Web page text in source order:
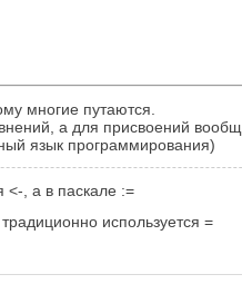
многие путаются.
а для присвоений
язык программирования)
<-, а в паскале :=
используется =